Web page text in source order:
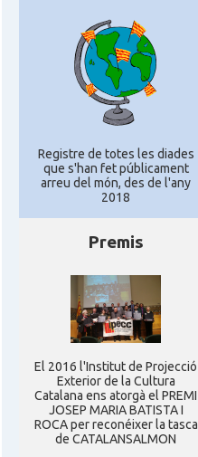
Registre de totes les diades
que s'han fet públicament
arreu del món, des de l'any
2018
Premis
El 2016 l'Institut de Projecció
Exterior de la Cultura
Catalana ens atorgà el PREMI
JOSEP MARIA BATISTA I
ROCA per reconéixer la tasca
de CATALANSALMON